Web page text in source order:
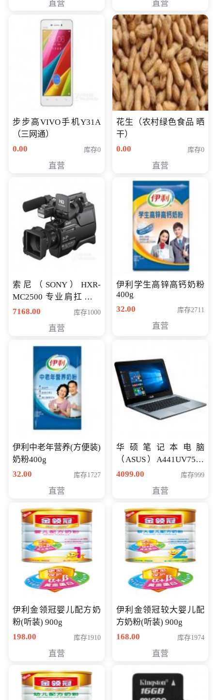
直营 直营
步步高VIVO手机Y31A
（三网通）
0.00
库存0
直营
花生（农村绿色食品 晒
干）
0.00
库存0
直营
索尼（SONY）HXR-
MC2500 专业肩扛式存
储卡全高清摄录一体机
清入门级摄像机
7168.00 库存1000
直营
伊利学生高锌高钙奶粉
400g
32.00
库存2711
直营
伊利中老年营养(方便装)
奶粉400g
32.00
库存1727
直营
华硕笔记本电脑
（ASUS）A441UV7500
顽石（7代i7-7500U 4G
4099.00 库存999
直营
伊利金领冠婴儿配方奶
粉(听装) 900g
198.00
库存1910
直营
伊利金领冠较大婴儿配
方奶粉(听装) 900g
168.00
库存1974
直营